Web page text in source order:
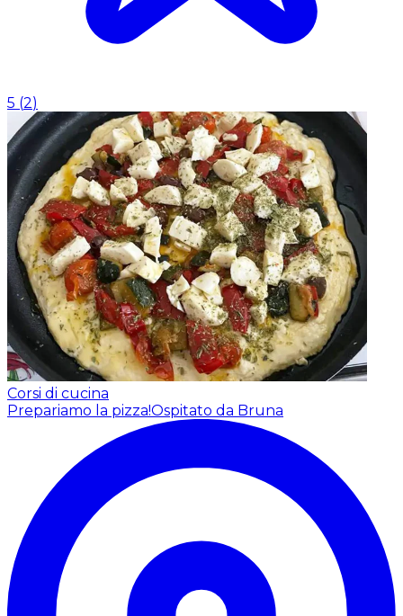
5 (2)
Corsi di cucina
Prepariamo la pizza!Ospitato da Bruna